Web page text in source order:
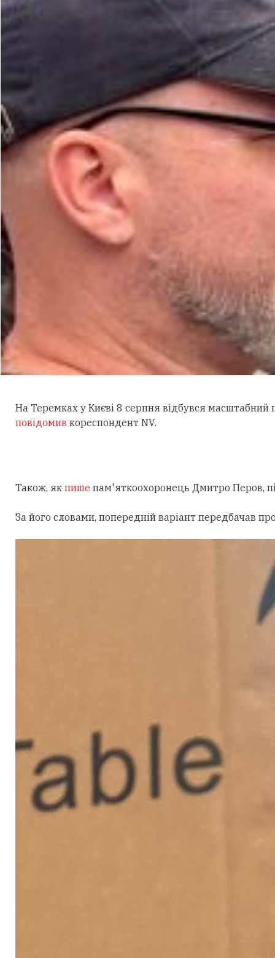
На Теремках у Києві 8 серпня відбувся масштабний
повідомив кореспондент NV.
Також, як пише пам'яткоохоронець Дмитро Перов,
За його словами, попередній варіант передбачав